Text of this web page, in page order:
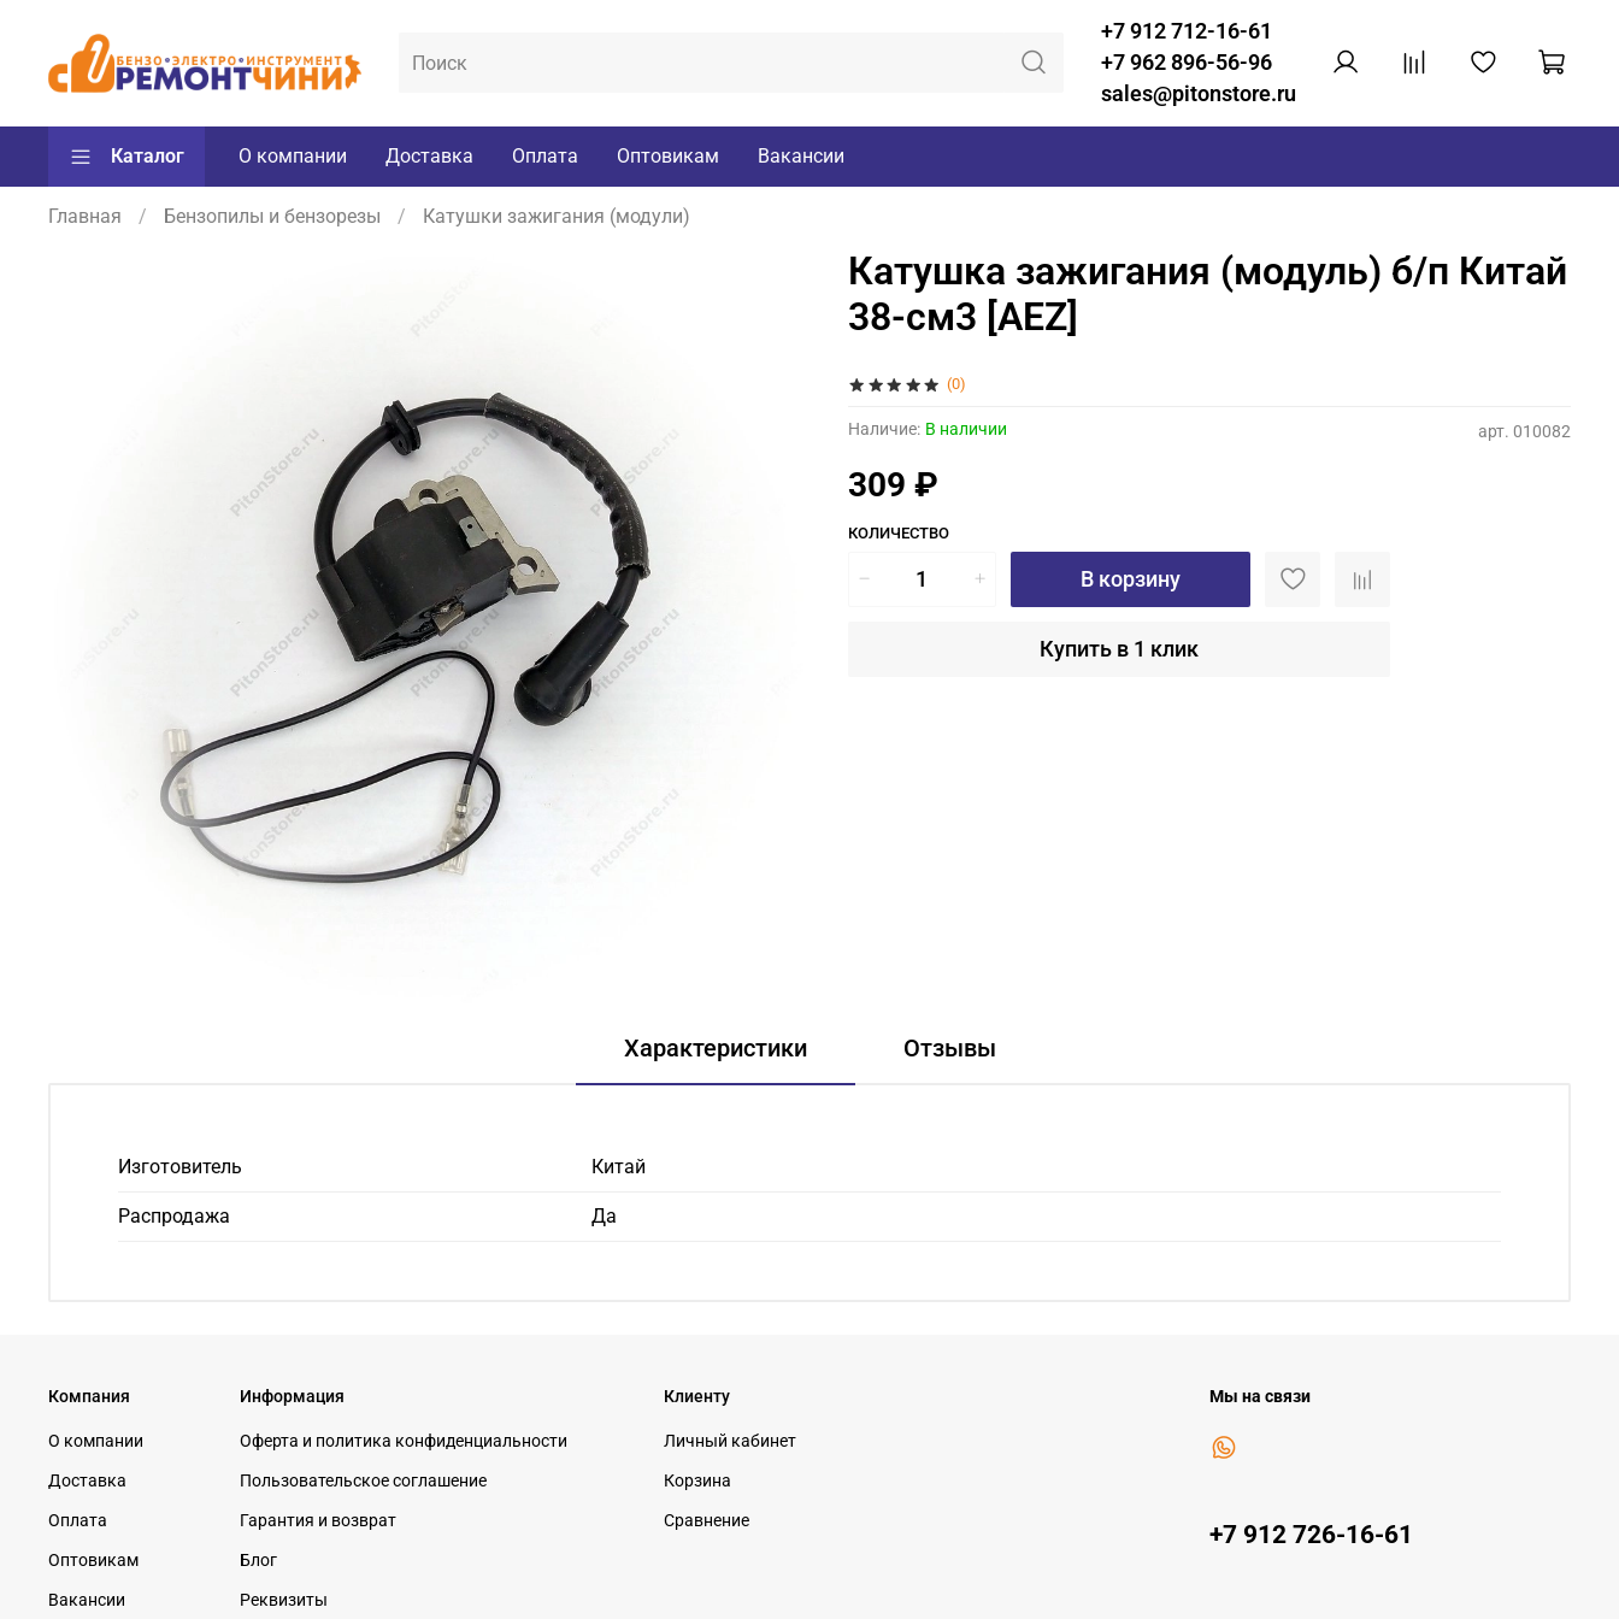
+7 912 712-16-61
+7 962 896-56-96
sales@pitonstore.ru
Каталог О компании Доставка Оплата Оптовикам Вакансии
Главная Бензопилы и бензорезы Катушки зажигания (модули)
(0)
арт. 010082
Наличие: В наличии
Катушка зажигания (модуль) б/п Китай
38-см3 [AEZ]
309 ₽
КОЛИЧЕСТВО
В корзину
Купить в 1 клик
Характеристики Отзывы
Изготовитель Китай
Распродажа Да
Компания
О компании
Доставка
Оплата
Оптовикам
Вакансии
Информация
Оферта и политика конфиденциальности
Пользовательское соглашение
Гарантия и возврат
Блог
Реквизиты
Клиенту
Личный кабинет
Корзина
Сравнение
Мы на связи
+7 912 726-16-61